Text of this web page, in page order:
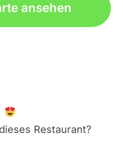
ansehen
Restaurant?